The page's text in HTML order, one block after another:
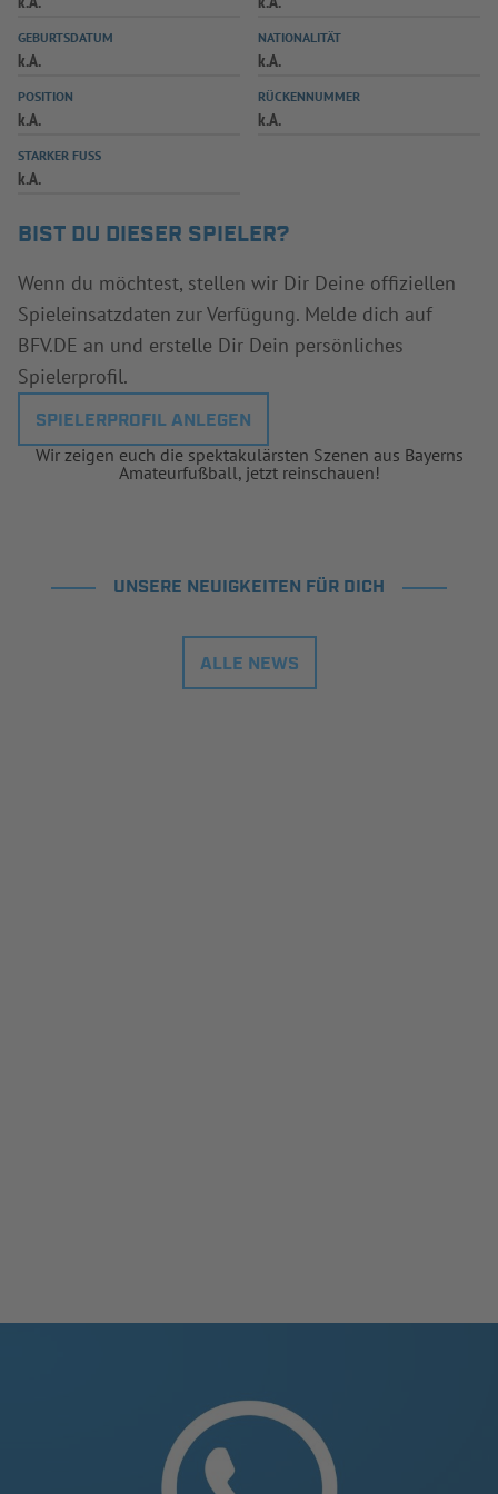
SPIELPLUS
GEBURTSDATUM
k.A.
NATIONALITÄT
k.A.
POSITION
k.A.
RÜCKENNUMMER
k.A.
STARKER FUSS
k.A.
BIST DU DIESER SPIELER?
Wenn du möchtest, stellen wir Dir Deine offiziellen
Spieleinsatzdaten zur Verfügung. Melde dich auf
BFV.DE an und erstelle Dir Dein persönliches
Spielerprofil.
SPIELERPROFIL ANLEGEN
Wir zeigen euch die spektakulärsten Szenen aus Bayerns
Amateurfußball, jetzt reinschauen!
UNSERE NEUIGKEITEN FÜR DICH
ALLE NEWS